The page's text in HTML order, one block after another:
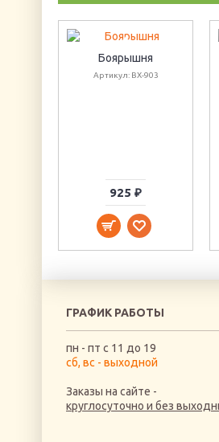
Боярышня
Артикул: ВХ-903
925 ₽
ГРАФИК РАБОТЫ
пн - пт с 11 до 19
сб, вс - выходной
Заказы на сайте -
круглосуточно и без